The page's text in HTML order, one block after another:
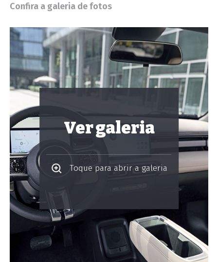
Confira a galeria de fotos
Ver galeria
Toque para abrir a galeria